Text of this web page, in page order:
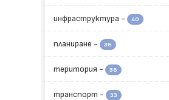
инфраструктура - 40
планиране - 36
територия - 36
транспорт - 33